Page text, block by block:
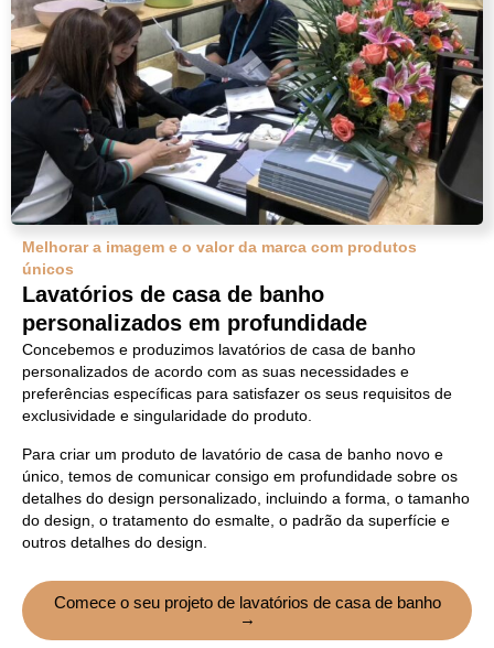
Melhorar a imagem e o valor da marca com produtos
únicos
Lavatórios de casa de banho
personalizados em profundidade
Concebemos e produzimos lavatórios de casa de banho
personalizados de acordo com as suas necessidades e
preferências específicas para satisfazer os seus requisitos de
exclusividade e singularidade do produto.
Para criar um produto de lavatório de casa de banho novo e
único, temos de comunicar consigo em profundidade sobre os
detalhes do design personalizado, incluindo a forma, o tamanho
do design, o tratamento do esmalte, o padrão da superfície e
outros detalhes do design.
Comece o seu projeto de lavatórios de casa de banho
→